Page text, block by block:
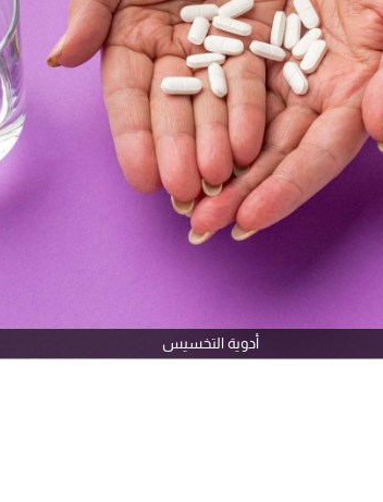
أدوية التخسيس